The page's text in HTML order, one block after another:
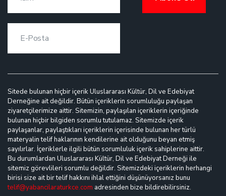
Sitede bulunan hiçbir içerik Uluslararası Kültür, Dil ve Edebiyat
Derneğine ait değildir. Bütün içeriklerin sorumluluğu paylaşan
ziyaretçilerimize aittir. Sitemizin, paylaşılan içeriklerin içeriğinde
bulunan hiçbir bilgiden sorumlu tutulamaz. Sitemizde içerik
paylaşanlar, paylaştıkları içeriklerin içerisinde bulunan her türlü
materyalin telif haklarının kendilerine ait olduğunu beyan etmiş
sayılırlar. İçeriklerle ilgili bütün sorumluluk içerik sahiplerine aittir.
Bu durumlardan Uluslararası Kültür, Dil ve Edebiyat Derneği ile
sitemiz görevlileri sorumlu değildir. Sitemizdeki içeriklerin herhangi
birisi size ait bir telif hakkını ihlal ettiğini düşünüyorsanız bunu
telif@yabancilaraturkce.com adresinden bize bildirebilirsiniz.